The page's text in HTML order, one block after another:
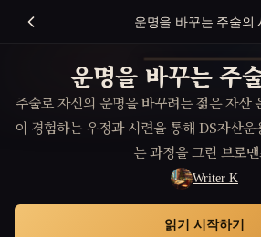
운명을 바꾸는 주술의
운명을 바꾸는 주
주술로 자신의 운명을 바꾸려는 젊은 자산
이 경험하는 우정과 시련을 통해 DS자산
는 과정을 그린 브로
Writer K
읽기 시작하기